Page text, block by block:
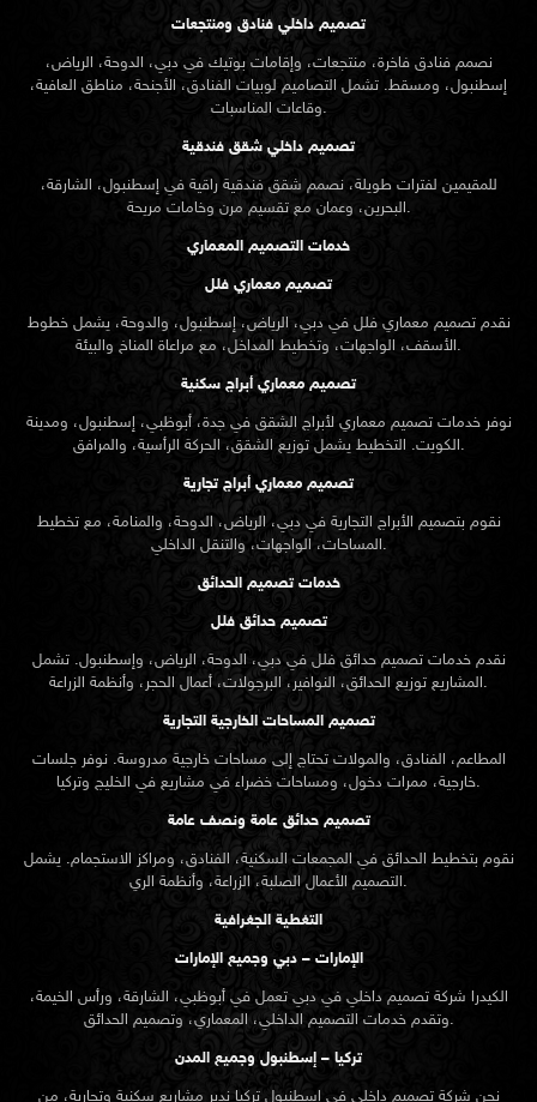
تصميم داخلي فنادق ومنتجعات
نصمم فنادق فاخرة، منتجعات، وإقامات بوتيك في دبي، الدوحة، الرياض،
إسطنبول، ومسقط. تشمل التصاميم لوبيات الفنادق، الأجنحة، مناطق العافية،
وقاعات المناسبات.
تصميم داخلي شقق فندقية
للمقيمين لفترات طويلة، نصمم شقق فندقية راقية في إسطنبول، الشارقة،
البحرين، وعمان مع تقسيم مرن وخامات مريحة.
خدمات التصميم المعماري
تصميم معماري فلل
نقدمتصميم معماري فلل في دبي، الرياض، إسطنبول، والدوحة، يشمل خطوط
الأسقف، الواجهات، وتخطيط المداخل، مع مراعاة المناخ والبيئة.
تصميم معماري أبراج سكنية
نوفر خدمات تصميم معماري لأبراج الشقق في جدة، أبوظبي، إسطنبول، ومدينة
الكويت. التخطيط يشمل توزيع الشقق، الحركة الرأسية، والمرافق.
تصميم معماري أبراج تجارية
نقوم بتصميم الأبراج التجارية في دبي، الرياض، الدوحة، والمنامة، مع تخطيط
المساحات، الواجهات، والتنقل الداخلي.
خدمات تصميم الحدائق
تصميم حدائق فلل
نقدم خدماتتصميم حدائق فلل في دبي، الدوحة، الرياض، وإسطنبول. تشمل
المشاريع توزيع الحدائق، النوافير، البرجولات، أعمال الحجر، وأنظمة الزراعة.
تصميم المساحات الخارجية التجارية
المطاعم، الفنادق، والمولات تحتاج إلى مساحات خارجية مدروسة. نوفر جلسات
خارجية، ممرات دخول، ومساحات خضراء في مشاريع في الخليج وتركيا.
تصميم حدائق عامة ونصف عامة
نقوم بتخطيط الحدائق في المجمعات السكنية، الفنادق، ومراكز الاستجمام. يشمل
التصميم الأعمال الصلبة، الزراعة، وأنظمة الري.
التغطية الجغرافية
الإمارات – دبي وجميع الإمارات
الكيدرا شركة تصميم داخلي في دبي تعمل في أبوظبي، الشارقة، ورأس الخيمة،
وتقدم خدمات التصميم الداخلي، المعماري، وتصميم الحدائق.
تركيا – إسطنبول وجميع المدن
نحن شركة تصميم داخلي في إسطنبول تركيا ندير مشاريع سكنية وتجارية، من